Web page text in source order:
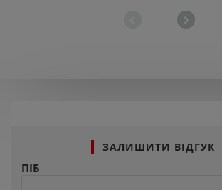
ЗАЛИШИТИ ВІДГУК
ПІБ